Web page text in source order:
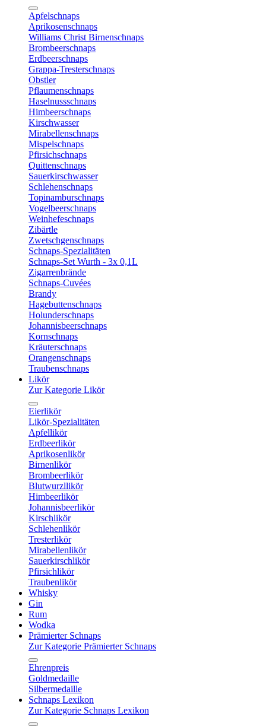
Apfelschnaps
Aprikosenschnaps
Williams Christ Birnenschnaps
Brombeerschnaps
Erdbeerschnaps
Grappa-Tresterschnaps
Obstler
Pflaumenschnaps
Haselnussschnaps
Himbeerschnaps
Kirschwasser
Mirabellenschnaps
Mispelschnaps
Pfirsichschnaps
Quittenschnaps
Sauerkirschwasser
Schlehenschnaps
Topinamburschnaps
Vogelbeerschnaps
Weinhefeschnaps
Zibärtle
Zwetschgenschnaps
Schnaps-Spezialitäten
Schnaps-Set Wurth - 3x 0,1L
Zigarrenbrände
Schnaps-Cuvées
Brandy
Hagebuttenschnaps
Holunderschnaps
Johannisbeerschnaps
Kornschnaps
Kräuterschnaps
Orangenschnaps
Traubenschnaps
Likör
Zur Kategorie Likör
Eierlikör
Likör-Spezialitäten
Apfellikör
Erdbeerlikör
Aprikosenlikör
Birnenlikör
Brombeerlikör
Blutwurzllikör
Himbeerlikör
Johannisbeerlikör
Kirschlikör
Schlehenlikör
Tresterlikör
Mirabellenlikör
Sauerkirschlikör
Pfirsichlikör
Traubenlikör
Whisky
Gin
Rum
Wodka
Prämierter Schnaps
Zur Kategorie Prämierter Schnaps
Ehrenpreis
Goldmedaille
Silbermedaille
Schnaps Lexikon
Zur Kategorie Schnaps Lexikon